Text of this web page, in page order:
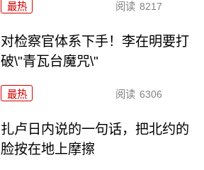
最热 阅读 8217
对检察官体系下手！李在明要打
破\"青瓦台魔咒\"
最热 阅读 6306
扎卢日内说的一句话，把北约的
脸按在地上摩擦